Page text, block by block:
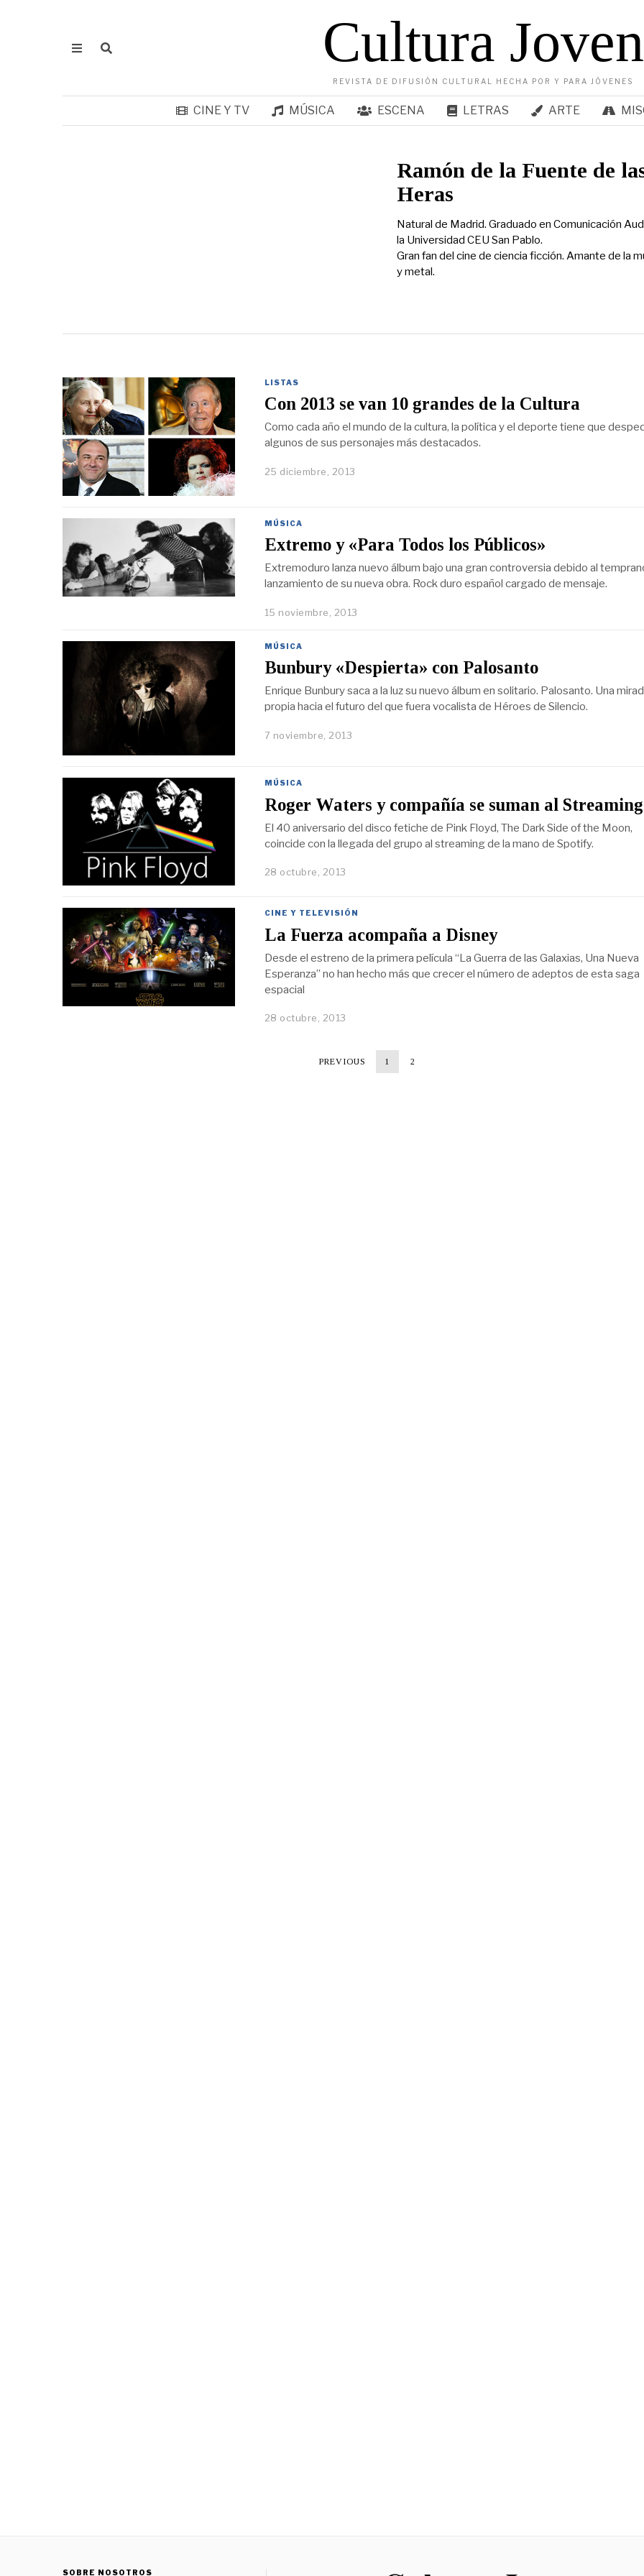
Cultura Joven
REVISTA DE DIFUSIÓN CULTURAL HECHA POR Y PARA JÓVENES
CINE Y TV MÚSICA ESCENA LETRAS ARTE
Ramón de la Fuente de
Heras
Natural de Madrid. Graduado en Comunicación
la Universidad CEU San Pablo.
Gran fan del cine de ciencia ficción. Amante de la
y metal.
LISTAS
Con 2013 se van 10 grandes de la Cultura
Como cada año el mundo de la cultura, la política y el deporte tiene que
algunos de sus personajes más destacados.
25 diciembre, 2013
MÚSICA
Extremo y «Para Todos los Públicos»
Extremoduro lanza nuevo álbum bajo una gran controversia debido al
lanzamiento de su nueva obra. Rock duro español cargado de mensaje.
15 noviembre, 2013
MÚSICA
Bunbury «Despierta» con Palosanto
Enrique Bunbury saca a la luz su nuevo álbum en solitario. Palosanto. Una
propia hacia el futuro del que fuera vocalista de Héroes de Silencio.
7 noviembre, 2013
MÚSICA
Roger Waters y compañía se suman al Streaming
El 40 aniversario del disco fetiche de Pink Floyd, The Dark Side of the Moon,
coincide con la llegada del grupo al streaming de la mano de Spotify.
28 octubre, 2013
CINE Y TELEVISIÓN
La Fuerza acompaña a Disney
Desde el estreno de la primera película “La Guerra de las Galaxias, Una Nueva
Esperanza” no han hecho más que crecer el número de adeptos de esta saga
espacial
28 octubre, 2013
PREVIOUS 1 2
SOBRE NOSOTROS